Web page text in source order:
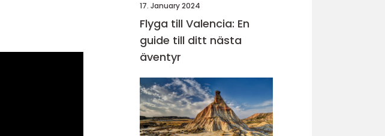
17. January 2024
Flyga till Valencia: En
guide till ditt nästa
äventyr